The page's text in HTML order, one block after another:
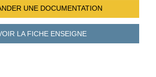
UNE DOCUMENTATION
LA FICHEENSEIGNE